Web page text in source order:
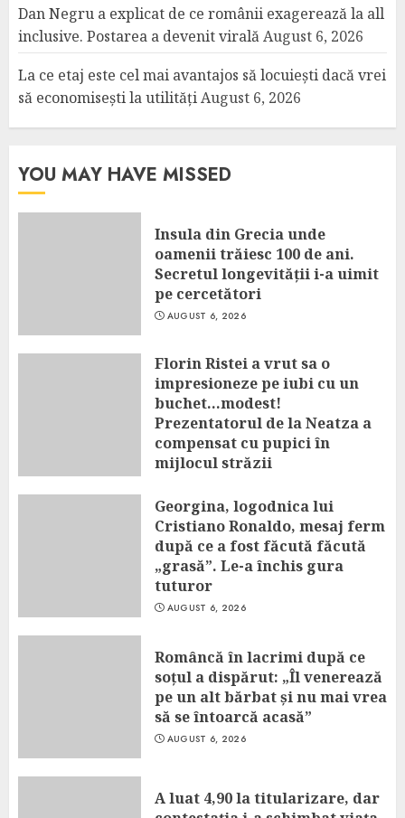
Dan Negru a explicat de ce românii exagerează la all
inclusive. Postarea a devenit viralăAugust 6, 2026
La ce etaj este cel mai avantajos să locuiești dacă vrei
să economisești la utilitățiAugust 6, 2026
YOU MAY HAVE MISSED
Insula din Grecia unde
oamenii trăiesc 100 de ani.
Secretul longevității i-a uimit
pe cercetători
AUGUST 6, 2026
Florin Ristei a vrut sa o
impresioneze pe iubi cu un
buchet…modest!
Prezentatorul de la Neatza a
compensat cu pupici în
mijlocul străzii
Georgina, logodnica lui
Cristiano Ronaldo, mesaj ferm
după ce a fost făcută făcută
„grasă”. Le-a închis gura
tuturor
AUGUST 6, 2026
Româncă în lacrimi după ce
soțul a dispărut: „Îl venerează
pe un alt bărbat și nu mai vrea
să se întoarcă acasă”
AUGUST 6, 2026
A luat 4,90 la titularizare, dar